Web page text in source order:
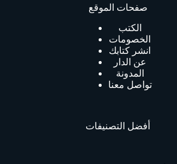
صفحات الموقع
الكتب
الخصومات
انشر كتابك
عن الدار
المدونة
تواصل معنا
أفضل التصنيفات